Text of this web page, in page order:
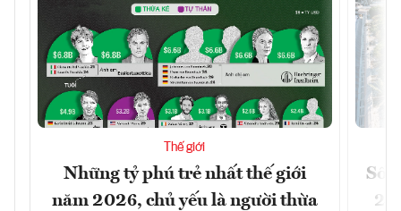
Thế giới
Những tỷ phú trẻ nhất thế giới
năm 2026, chủ yếu là người thừa
Số